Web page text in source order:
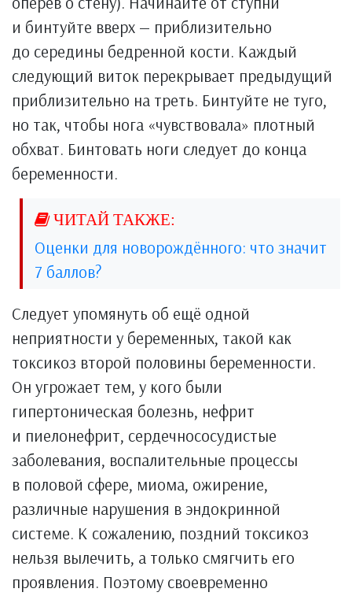
и бинтуйте вверх — приблизительно
до середины бедренной кости. Каждый
следующий виток перекрывает предыдущий
приблизительно на треть. Бинтуйте не туго,
но так, чтобы нога «чувствовала» плотный
обхват. Бинтовать ноги следует до конца
беременности.
Оценки для новорождённого: что значит
7 баллов?
Следует упомянуть об ещё одной
неприятности у беременных, такой как
токсикоз второй половины беременности.
Он угрожает тем, у кого были
гипертоническая болезнь, нефрит
и пиелонефрит, сердечнососудистые
заболевания, воспалительные процессы
в половой сфере, миома, ожирение,
различные нарушения в эндокринной
системе. К сожалению, поздний токсикоз
нельзя вылечить, а только смягчить его
проявления. Поэтому своевременно